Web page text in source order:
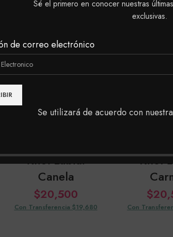
Sé el primero en conocer nuestras
exclusivas.
de correo electrónico
Se utilizará de acuerdo con nuestra
$40,000 $
SOLD
OUT
Khol Labial
Canela
$20,500
Con Transferencia $19,680
Khol
$
Con